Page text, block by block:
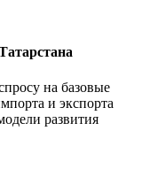
на базовые
и экспорта
развития